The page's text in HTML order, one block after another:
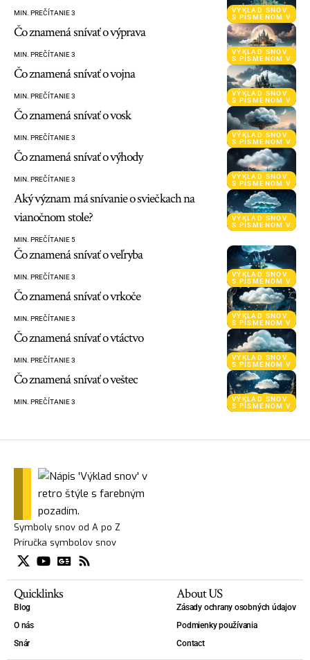
VÝKLAD SNOV
S PÍSMENOM V
MIN. PREČÍTANIE 3
VÝKLAD SNOV
S PÍSMENOM V
Čo znamená snívať o výprava
MIN. PREČÍTANIE 3
VÝKLAD SNOV
S PÍSMENOM V
Čo znamená snívať o vojna
MIN. PREČÍTANIE 3
VÝKLAD SNOV
S PÍSMENOM V
Čo znamená snívať o vosk
MIN. PREČÍTANIE 3
VÝKLAD SNOV
S PÍSMENOM V
Čo znamená snívať o výhody
MIN. PREČÍTANIE 3
VÝKLAD SNOV
S PÍSMENOM V
Aký význam má snívanie o sviečkach na
vianočnom stole?
MIN. PREČÍTANIE 5
VÝKLAD SNOV
S PÍSMENOM V
Čo znamená snívať o veľryba
MIN. PREČÍTANIE 3
VÝKLAD SNOV
S PÍSMENOM V
Čo znamená snívať o vrkoče
MIN. PREČÍTANIE 3
VÝKLAD SNOV
S PÍSMENOM V
Čo znamená snívať o vtáctvo
MIN. PREČÍTANIE 3
VÝKLAD SNOV
S PÍSMENOM V
Čo znamená snívať o veštec
MIN. PREČÍTANIE 3
Symboly snov od A po Z
Príručka symbolov snov
Quicklinks
Blog
O nás
Snár
About US
Zásady ochrany osobných údajov
Podmienky používania
Contact